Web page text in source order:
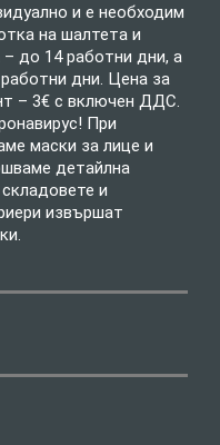
и е необходим
на шалтета и
– до 14 работни дни, а
дни. Цена за
– 3€ с включен ДДС.
При
маски за лице и
детайлна
и
извършат